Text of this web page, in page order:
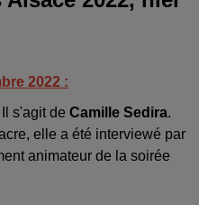
2022 :
s'agit de Camille Sedira.
elle a été interviewé par
animateur de la soirée